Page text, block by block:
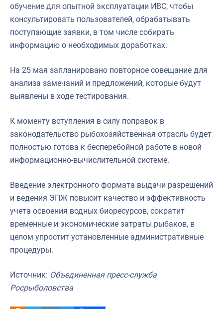
обучение для опытной эксплуатации ИВС, чтобы
консультировать пользователей, обрабатывать
поступающие заявки, в том числе собирать
информацию о необходимых доработках.
На 25 мая запланировано повторное совещание для
анализа замечаний и предложений, которые будут
выявлены в ходе тестирования.
К моменту вступления в силу поправок в
законодательство рыбохозяйственная отрасль будет
полностью готова к бесперебойной работе в новой
информационно-вычислительной системе.
Введение электронного формата выдачи разрешений
и ведения ЭПЖ повысит качество и эффективность
учета освоения водных биоресурсов, сократит
временные и экономические затраты рыбаков, в
целом упростит установленные административные
процедуры.
Источник: Объединенная пресс-служба
Росрыболовства